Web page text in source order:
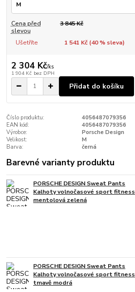
Cena před
slevou
3 845 Kč
Ušetříte 1 541 Kč (40% sleva)
2 304 Kč/ks
1 904 Kč bez DPH
Přidat do košíku
Číslo produktu:
4056487079356
EAN kód:
4056487079356
Výrobce:
Porsche Design
Velikost:
M
Barva:
černá
Barevné varianty produktu
PORSCHE DESIGN Sweat Pants
Kalhoty volnočasové sport fitness
mentolová zelená
PORSCHE DESIGN Sweat Pants
Kalhoty volnočasové sport fitness
tmavě modrá